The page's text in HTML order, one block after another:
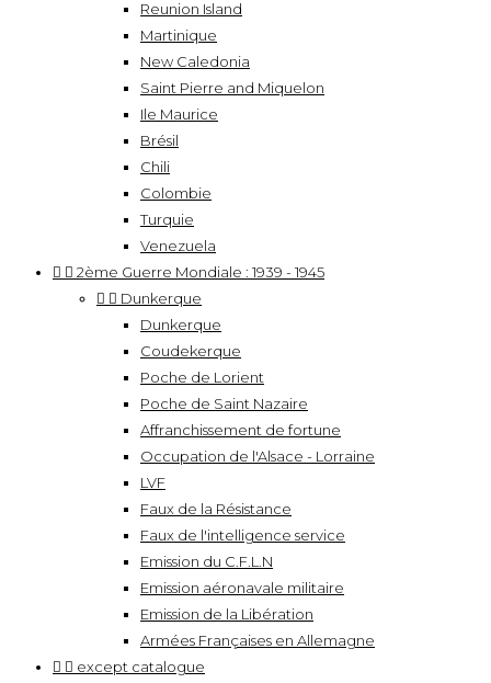
Reunion Island
Martinique
New Caledonia
Saint Pierre and Miquelon
Ile Maurice
Brésil
Chili
Colombie
Turquie
Venezuela
  2ème Guerre Mondiale : 1939 - 1945
  Dunkerque
Dunkerque
Coudekerque
Poche de Lorient
Poche de Saint Nazaire
Affranchissement de fortune
Occupation de l'Alsace - Lorraine
LVF
Faux de la Résistance
Faux de l'intelligence service
Emission du C.F.L.N
Emission aéronavale militaire
Emission de la Libération
Armées Françaises en Allemagne
  except catalogue